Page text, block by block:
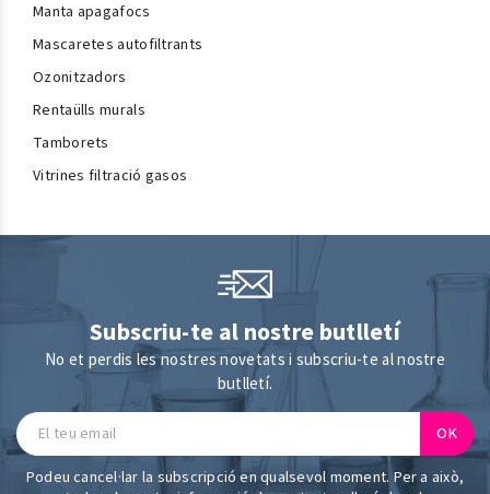
Manta apagafocs
Mascaretes autofiltrants
Ozonitzadors
Rentaülls murals
Tamborets
Vitrines filtració gasos
Subscriu-te al nostre butlletí
No et perdis les nostres novetats i subscriu-te al nostre
butlletí.
Podeu cancel·lar la subscripció en qualsevol moment. Per a això,